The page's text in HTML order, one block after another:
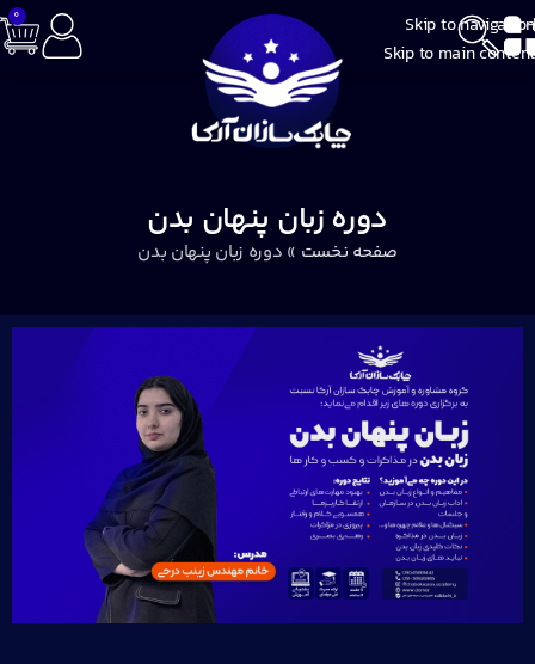
Skip to navigation
Skip to main content
0
دوره زبان پنهان بدن
صفحه نخست » دوره زبان پنهان بدن